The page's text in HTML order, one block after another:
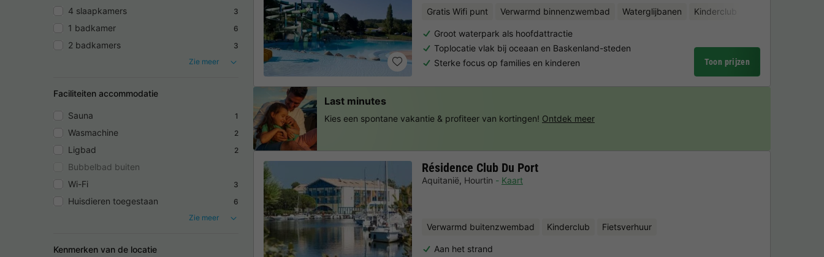
4 slaapkamers 3
1 badkamer 6
2 badkamers
3
Zie meer
Faciliteiten accommodatie
Sauna 1
Wasmachine 2
Ligbad 2
Bubbelbad buiten
Wi-Fi
3
Huisdieren toegestaan
6
Zie meer
Kenmerken van de locatie
Gratis Wifi punt Verwarmd binnenzwembad Waterglijbanen Kinderclub
Groot waterpark als hoofdattractie
Toplocatie vlak bij oceaan en Baskenland-steden
Sterke focus op families en kinderen
Toon prijzen
Résidence Club Du Port
Aquitanië, Hourtin Kaart
Verwarmd buitenzwembad Kinderclub Fietsverhuur
Aan het strand
Last minutes
Kies een spontane vakantie & profiteer van kortingen! Ontdek meer